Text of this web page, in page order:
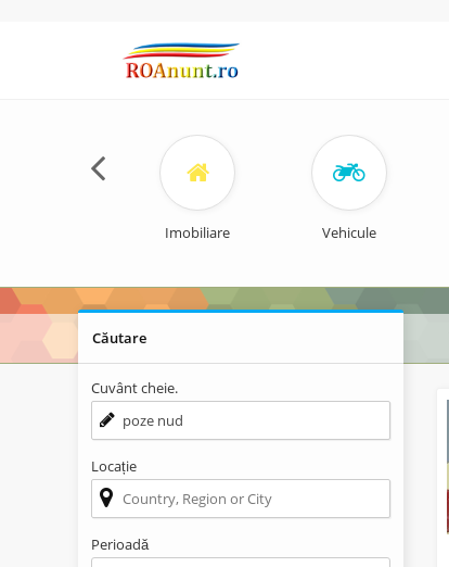
Imobiliare Vehicule
Căutare
Cuvânt cheie.
Locație
Perioadă